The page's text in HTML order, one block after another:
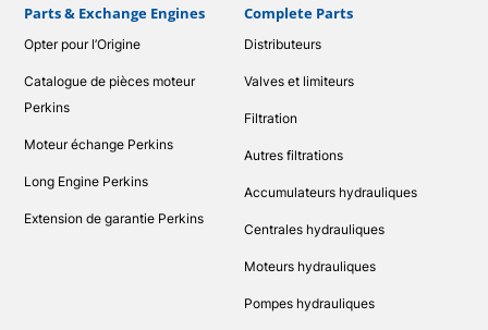
Parts & Exchange Engines
Opter pour l’Origine
Catalogue de pièces moteur
Perkins
Moteur échange Perkins
Long Engine Perkins
Extension de garantie Perkins
Complete Parts
Distributeurs
Valves et limiteurs
Filtration
Autres filtrations
Accumulateurs hydrauliques
Centrales hydrauliques
Moteurs hydrauliques
Pompes hydrauliques